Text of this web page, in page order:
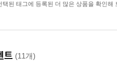
택된 태그에 등록된 더 많은 상품을 확인해
트 (11개)